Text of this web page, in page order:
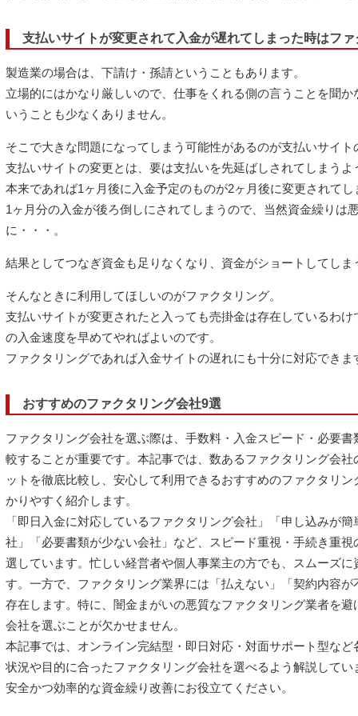
支払いサイトが変更されて入金が遅れてしまった時はフ
製造業の場合は、下請け・孫請ということもあります。
立場的にはかなり厳しいので、仕事をくれる側の言うことを聞
いうことも少なくありません。
そこで大きな問題になってしまう可能性があるのが支払いサイト
支払いサイトの変更とは、要は支払いを先延ばしされてしまうよ
本来であれば1ヶ月後に入金予定のものが2ヶ月後に変更されて
1ヶ月分の入金が後ろ倒しにされてしまうので、当然資金繰りは
に・・・。
結果としてつなぎ資金も足りなくなり、資金がショートしてし
そんなときに利用してほしいのがファクタリング。
支払いサイトが変更されたと入っても売掛金は存在しているわ
の入金速度を早めてやればよいのです。
ファクタリングであれば入金サイトの遅れにも十分に対応できま
おすすめのファクタリング会社9選
ファクタリング会社を選ぶ際は、手数料・入金スピード・必要
較することが重要です。本記事では、数あるファクタリング会
ットを徹底比較し、安心して利用できるおすすめのファクタリ
かりやすく紹介します。
「即日入金に対応しているファクタリング会社」「申し込みが
社」「必要書類が少ない会社」など、スピード重視・手続き重
選しています。忙しい経営者や個人事業主の方でも、スムーズ
す。一方で、ファクタリング業界には「払えない」「契約内容
存在します。特に、闇金まがいの悪質なファクタリング業者を
会社を選ぶことが欠かせません。
本記事では、オンライン完結型・即日対応・対面サポート型な
状況や目的に合ったファクタリング会社を選べるよう解説して
安全かつ効率的な資金繰り改善にお役立てください。